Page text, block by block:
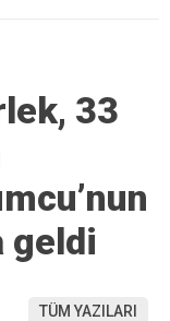
33
geldi
TÜM YAZILARI